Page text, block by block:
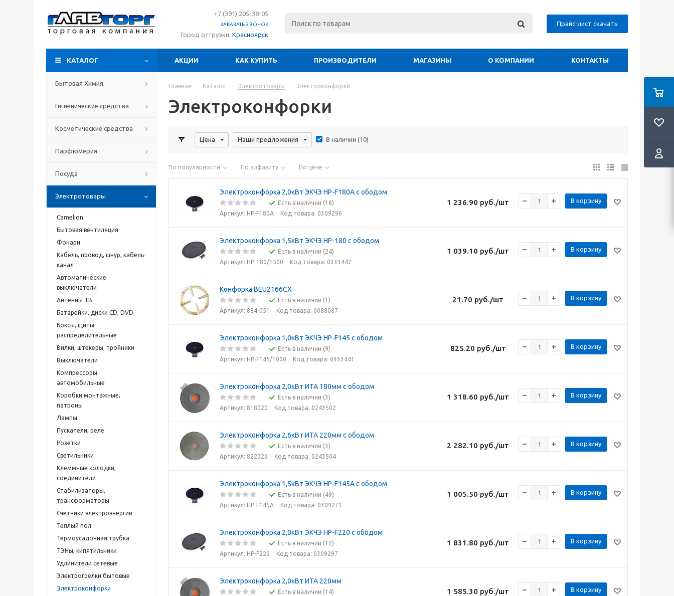
+7 (391) 205-38-05
ЗАКАЗАТЬ ЗВОНОК
Город отгрузки: Красноярск
Прайс-лист скачать
КАТАЛОГ АКЦИИ КАК КУПИТЬ ПРОИЗВОДИТЕЛИ МАГАЗИНЫ О КОМПАНИИ КОНТАКТЫ
Бытовая Химия
Гигиенические средства
Косметические средства
Парфюмерия
Посуда
Электротовары
Camelion
Бытовая вентиляция
Фонари
Кабель, провод, шнур, кабель-
канал
Автоматические
выключатели
Антенны ТВ
Батарейки, диски CD, DVD
Боксы, щиты
распределительные
Вилки, штекеры, тройники
Выключатели
Компрессоры
автомобильные
Коробки монтажные,
патроны
Лампы
Пускатели, реле
Розетки
Светильники
Клеммные колодки,
cоединители
Стабилизаторы,
трансформаторы
Счетчики электроэнергии
Теплый пол
Термоусадочная трубка
ТЭНы, кипятильники
Удлинители сетевые
Электрогрелки бытовые
Электроконфорки
Главная - Каталог - Электротовары - Электроконфорки
Электроконфорки
Цена Наши предложения В наличии (10)
По популярности По алфавиту По цене
Электроконфорка 2,0кВт ЭКЧЭ HP-F180А с ободом
Есть в наличии (18)
Артикул: HP-F180А
Код товара: 0309296
1 236.90 руб./шт В корзину
Электроконфорка 1,5кВт ЭКЧЭ HP-180 с ободом
Есть в наличии (24)
Артикул: HP-180/1500
Код товара: 0333442
1 039.10 руб./шт В корзину
Конфорка BEU2166СХ
Есть в наличии (1)
Артикул: 884-051
Код товара: 0088087
21.70 руб./шт В корзину
Электроконфорка 1,0кВт ЭКЧЭ HP-F145 с ободом
Есть в наличии (9)
Артикул: HP-F145/1000
Код товара: 0333441
825.20 руб./шт В корзину
Электроконфорка 2,0кВт ИТА 180мм с ободом
Есть в наличии (3)
Артикул: 818020
Код товара: 0243502
1 318.60 руб./шт В корзину
Электроконфорка 2,6кВт ИТА 220мм с ободом
Есть в наличии (3)
Артикул: 822026
Код товара: 0243504
2 282.10 руб./шт В корзину
Электроконфорка 1,5кВт ЭКЧЭ HP-F145А с ободом
Есть в наличии (49)
Артикул: HP-F145A
Код товара: 0309271
1 005.50 руб./шт В корзину
Электроконфорка 2,0кВт ЭКЧЭ HP-F220 с ободом
Есть в наличии (12)
Артикул: HP-F220
Код товара: 0309297
1 831.80 руб./шт В корзину
Электроконфорка 2,0кВт ИТА 220мм
Есть в наличии (14)
1 585.30 руб./шт В корзину